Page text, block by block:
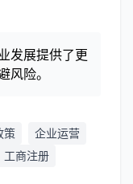
发展提供了更
风险。
策
企业运营
工商注册